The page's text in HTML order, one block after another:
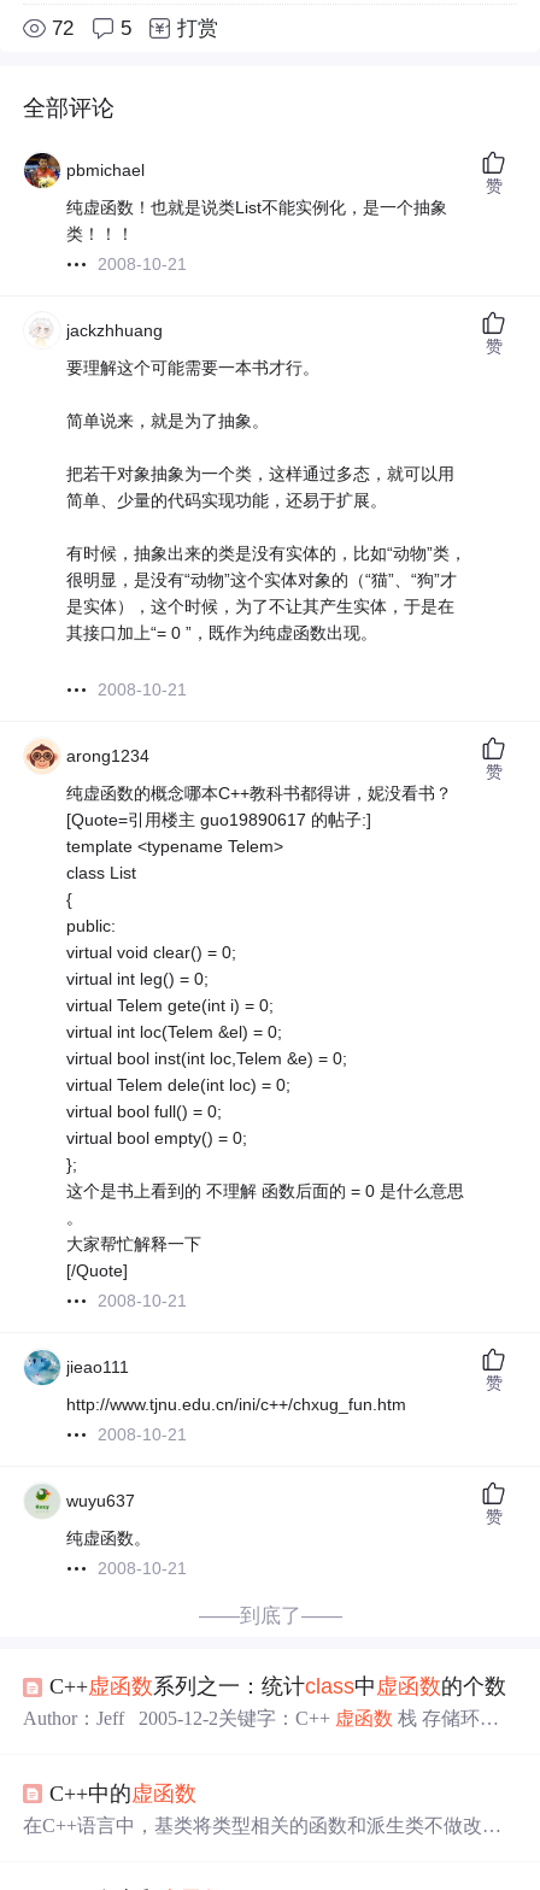
72 5 打赏
全部评论
pbmichael
纯虚函数！也就是说类List不能实例化，是一个抽象
类！！！
2008-10-21
赞
jackzhhuang
要理解这个可能需要一本书才行。
简单说来，就是为了抽象。
把若干对象抽象为一个类，这样通过多态，就可以用
简单、少量的代码实现功能，还易于扩展。
有时候，抽象出来的类是没有实体的，比如“动物”类，
很明显，是没有“动物”这个实体对象的（“猫”、“狗”才
是实体），这个时候，为了不让其产生实体，于是在
其接口加上“= 0 ”，既作为纯虚函数出现。
2008-10-21
赞
arong1234
纯虚函数的概念哪本C++教科书都得讲，妮没看书？
[Quote=引用楼主 guo19890617 的帖子:]
template <typename Telem>
class List
{
public:
virtual void clear() = 0;
virtual int leg() = 0;
virtual Telem gete(int i) = 0;
virtual int loc(Telem &el) = 0;
virtual bool inst(int loc,Telem &e) = 0;
virtual Telem dele(int loc) = 0;
virtual bool full() = 0;
virtual bool empty() = 0;
};
这个是书上看到的 不理解 函数后面的 = 0 是什么意思
。
大家帮忙解释一下
[/Quote]
2008-10-21
赞
jieao111
http://www.tjnu.edu.cn/ini/c++/chxug_fun.htm
2008-10-21
赞
wuyu637
纯虚函数。
2008-10-21
赞
——到底了——
C++虚函数系列之一：统计class中虚函数的个数
Author：Jeff 2005-12-2关键字：C++ 虚函数 栈 存储环
到的空间清0。对于简单数据类型数组和结构简单的struct,
lass ，memset()很好用。但是对于某些struct或者class，me
C++中的虚函数
在C++语言中，基类将类型相关的函数和派生类不做改变